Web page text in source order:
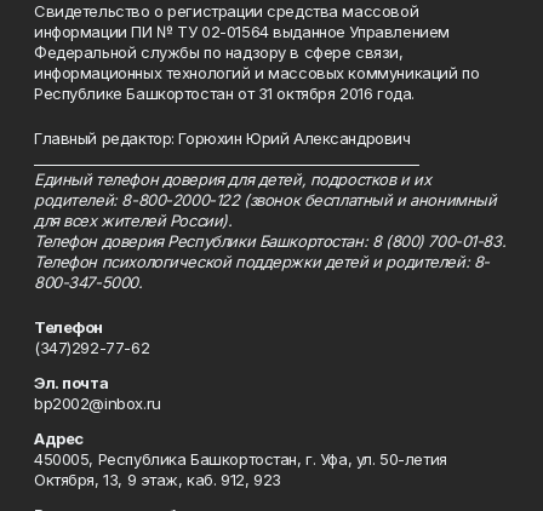
Свидетельство о регистрации средства массовой
информации ПИ № ТУ 02-01564 выданное Управлением
Федеральной службы по надзору в сфере связи,
информационных технологий и массовых коммуникаций по
Республике Башкортостан от 31 октября 2016 года.
Главный редактор: Горюхин Юрий Александрович
Единый телефон доверия для детей, подростков и их
родителей: 8-800-2000-122 (звонок бесплатный и анонимный
для всех жителей России).
Телефон доверия Республики Башкортостан: 8 (800) 700-01-83.
Телефон психологической поддержки детей и родителей: 8-
800-347-5000.
Телефон
(347)292-77-62
Эл. почта
bp2002@inbox.ru
Адрес
450005, Республика Башкортостан, г. Уфа, ул. 50-летия
Октября, 13, 9 этаж, каб. 912, 923